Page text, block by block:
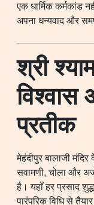
एक धार्मिक कर्मकांड
अपना धन्यवाद और
श्री
विश्वास
प्रतीक
मेहंदीपुर बालाजी
सवामणी, चोला और
है। यहाँ हर प्रसाद
पारंपरिक विधि से